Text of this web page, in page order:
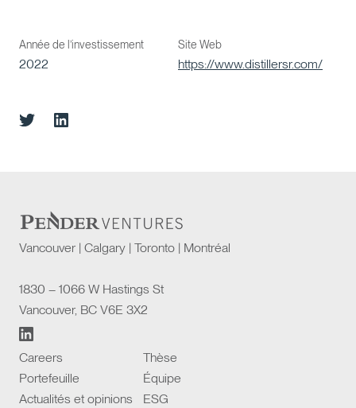
Année de l’investissement
2022
Site Web
https://www.distillersr.com/
Vancouver | Calgary | Toronto | Montréal
1830 – 1066 W Hastings St
Vancouver, BC V6E 3X2
Careers
Thèse
Portefeuille
Équipe
Actualités et opinions
ESG